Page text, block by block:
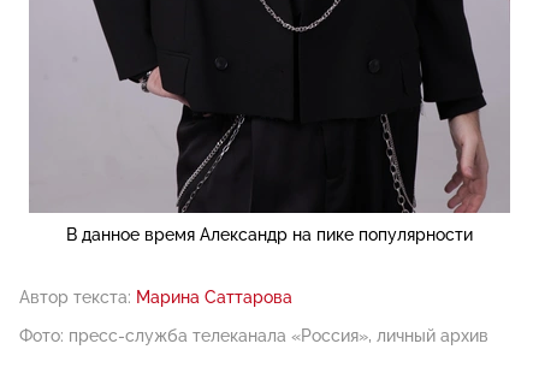
В данное время Александр на пике популярности
Автор текста: Марина Саттарова
Фото: пресс-служба телеканала «Россия», личный архив